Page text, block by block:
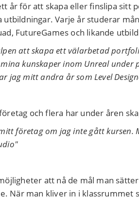
år för att skapa eller finslipa sitt
Varje år studerar
FutureGames och likande
att skapa ett välarbetad
kunskaper inom Unreal under
jag mitt andra år som Level
och flera har under åren
företag om jag inte gått kursen.
att nå de mål man
När man kliver in i klassrummet